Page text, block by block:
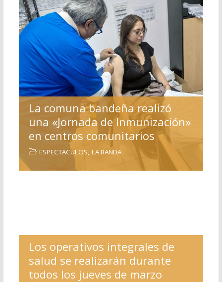
La comuna bandeña realizó
una «Jornada de Inmunización»
en centros comunitarios
ESPECTACULOS, LA BANDA
Los operativos integrales de
salud se realizarán durante
todos los jueves de marzo